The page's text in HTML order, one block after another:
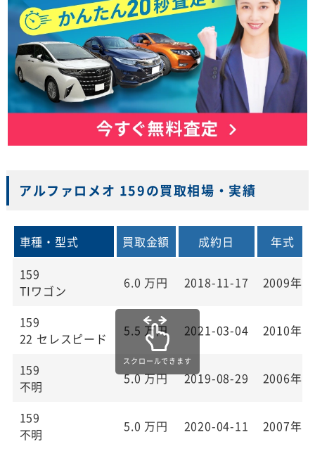
アルファロメオ 159の買取相場・実績
車種・型式 買取金額 成約日
年式
159
TIワゴン
6.0 万円 2018-11-17 2009年
159
22 セレスピード
5.5 万円 2021-03-04 2010年
159
不明
5.0万円 2019-08-29 2006年
159
不明
5.0 万円 2020-04-11 2007年